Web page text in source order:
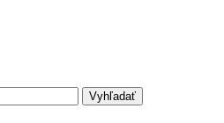
Vyhľadať